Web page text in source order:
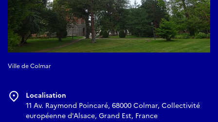
Ville de Colmar
Localisation
11 Av. Raymond Poincaré, 68000 Colmar, Collectivité
européenne d'Alsace, Grand Est, France